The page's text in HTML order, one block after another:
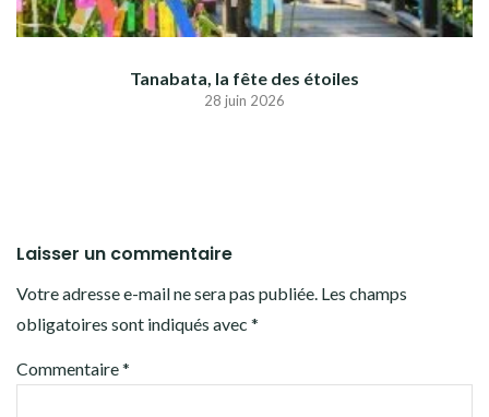
Tanabata, la fête des étoiles
28 juin 2026
Laisser un commentaire
Votre adresse e-mail ne sera pas publiée. Les champs
obligatoires sont indiqués avec *
Commentaire*